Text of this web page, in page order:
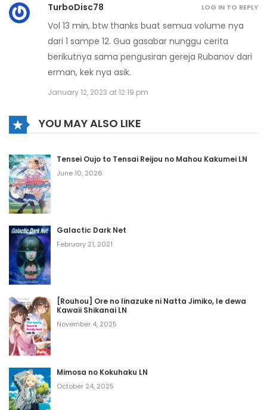
Volume 14 Chapter 11
October 18, 2023
Volume 14 Chapter 10
October 18, 2023
October 18, 2023
October 18, 2023
Volume 14 Chapter 7
Volume 14 Chapter 6
October 18, 2023
Volume 14 Chapter 5
October 18, 2023
Volume 14 Chapter 4
October 18, 2023
Volume 14 Chapter 3
TurboDisc78
Vol 13 min, btw thanks buat semua volume nya
dari 1 sampe 12. Gua gasabar nunggu cerita
berikutnya sama pengusiran gereja Rubanov dari
erman, kek nya asik.
January 12, 2023 at 12:19 pm
LOG IN TO REPLY
YOU MAY ALSO LIKE
Tensei Oujo to Tensai Reijou no Mahou Kakumei LN
June 10, 2026
Galactic Dark Net
February 21, 2021
[Rouhou] Ore no Iinazuke ni Natta Jimiko, Ie dewa
Kawaii Shikanai LN
November 4, 2025
Mimosa no Kokuhaku LN
October 24, 2025